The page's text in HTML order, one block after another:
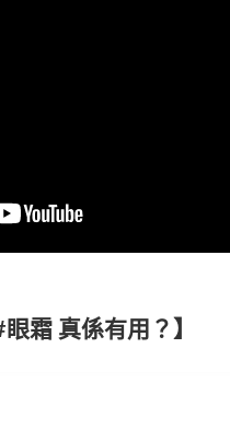
霜 真係有用？】